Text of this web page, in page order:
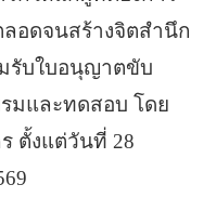
อดจนสร้างจิตสำนึก
รับใบอนุญาตขับ
มและทดสอบ โดย
ตั้งแต่วันที่ 28